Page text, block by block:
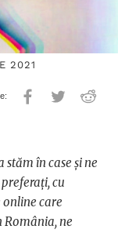
2021
stăm în case și ne
cu
care
ne